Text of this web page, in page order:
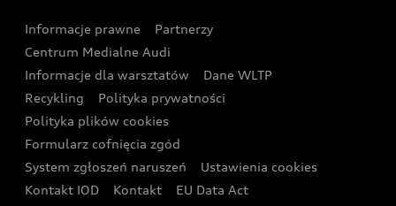
Oferta dla przedsiębiorców
Oferta dla klientów prywatnych
Kalkulator rat
Ubezpieczenie
Zasięg
Akcje serwisowe Audi
Katalog online akcesoriów
Audi i Muzeum Sztuki Nowoczesnej w Warszawie
Audi driving experience
Audi quattro Cup
Audi i Puchar Świata w Skokach Narciarskich w
Zakopanem
Informacje prawne
Partnerzy
Centrum Medialne Audi
Informacje dla warsztatów
Dane WLTP
Recykling
Polityka prywatności
Polityka plików cookies
Formularz cofnięcia zgód
System zgłoszeń naruszeń
Ustawienia cookies
Kontakt IOD
Kontakt EU Data Act